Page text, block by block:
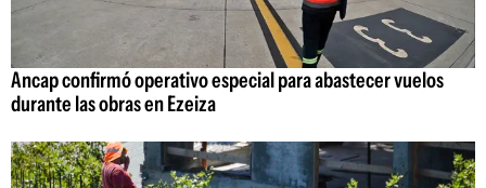
Ancap confirmó operativo especial para abastecer vuelos
durante las obras en Ezeiza